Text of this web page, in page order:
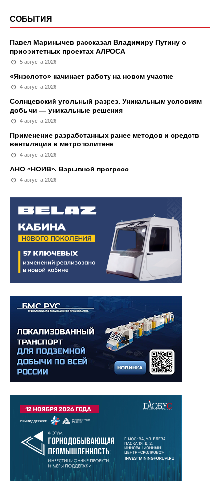
СОБЫТИЯ
Павел Маринычев рассказал Владимиру Путину о
приоритетных проектах АЛРОСА
5 августа 2026
«Янзолото» начинает работу на новом участке
4 августа 2026
Солнцевский угольный разрез. Уникальным условиям
добычи — уникальные решения
4 августа 2026
Применение разработанных ранее методов и средств
вентиляции в метрополитене
4 августа 2026
АНО «НОИВ». Взрывной прогресс
4 августа 2026